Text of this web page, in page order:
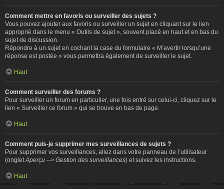
Comment mettre en favoris ou surveiller des sujets ?
Vous pouvez ajouter aux favoris ou surveiller un sujet en cliquant sur le lien
approprié dans le menu « Outils de sujet », souvent placé en haut et en bas du
sujet de discussion.
Répondre à un sujet en cochant la case du formulaire « M’avertir lorsqu’une
réponse est postée » vous permettra également de surveiller le sujet.
Haut
Comment surveiller des forums ?
Pour surveiller un forum en particulier, une fois entré sur celui-ci, cliquez sur le
lien « Surveiller ce forum » qui se trouve en bas de page.
Haut
Comment puis-je supprimer mes surveillances de sujets ?
Pour supprimer vos surveillances, allez dans votre panneau de l’utilisateur
(onglet Aperçu --> Gestion des surveillances) et suivez les instructions.
Haut